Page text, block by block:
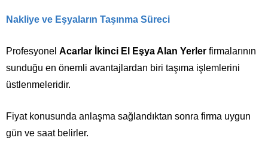
Nakliye ve Eşyaların Taşınma Süreci
Profesyonel Acarlar İkinci El Eşya Alan Yerler firmalarının
sunduğu en önemli avantajlardan biri taşıma işlemlerini
üstlenmeleridir.
Fiyat konusunda anlaşma sağlandıktan sonra firma uygun
gün ve saat belirler.